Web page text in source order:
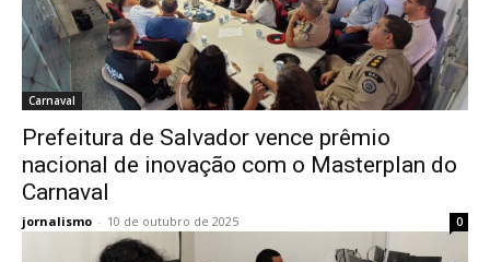
Carnaval
Prefeitura de Salvador vence prêmio
nacional de inovação com o Masterplan do
Carnaval
jornalismo - 10 de outubro de 2025 0